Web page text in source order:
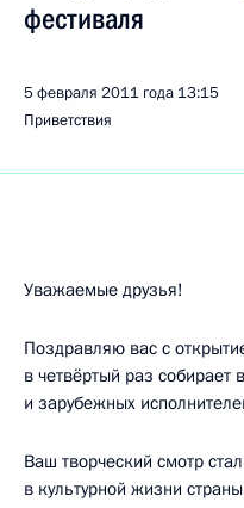
фестиваля
5 февраля 2011 года 13:15
Приветствия
Уважаемые друзья!
Поздравляю вас с
в четвёртый раз собирает
и зарубежных
Ваш творческий смотр
в культурной жизни